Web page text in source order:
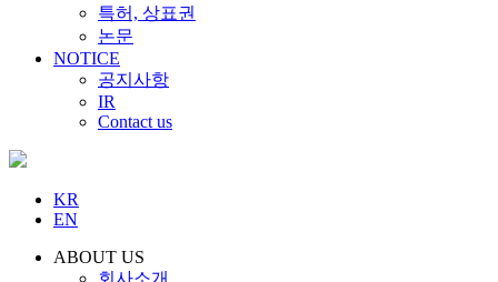
특허, 상표권
논문
NOTICE
공지사항
IR
Contact us
KR
EN
ABOUT US
회사소개